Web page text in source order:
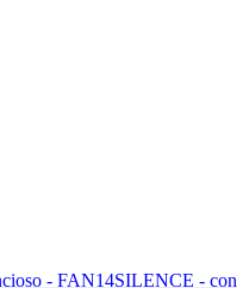
- FAN14SILENCE - con